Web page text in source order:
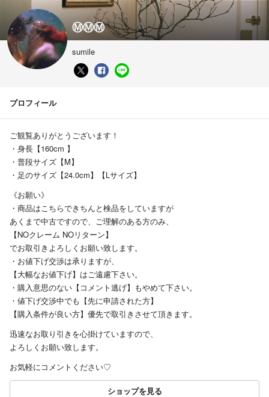
Ⓜ︎Ⓜ︎Ⓜ︎
sumile
プロフィール
ご観覧ありがとうございます！
・身長【160cm 】
・普段サイズ【M】
・足のサイズ【24.0cm】【Lサイズ】
《お願い》
・商品はこちらできちんと検品をしていますが
あくまで中古ですので、ご理解のある方のみ、
【NOクレーム NOリターン】
でお取引きよろしくお願い致します。
・お値下げ交渉は承りますが、
【大幅なお値下げ】はご遠慮下さい。
・購入意思のない【コメント逃げ】もやめて下さい。
・値下げ交渉中でも【先に申請された方】
【購入条件が良い方】優先で取引きさせて頂きます。
迅速なお取り引きを心掛けていますので、
よろしくお願い致します。
お気軽にコメントください♡
ショップを見る